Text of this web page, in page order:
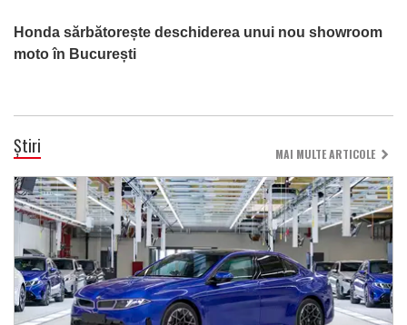
Honda sărbătorește deschiderea unui nou showroom
moto în București
Știri MAI MULTE ARTICOLE